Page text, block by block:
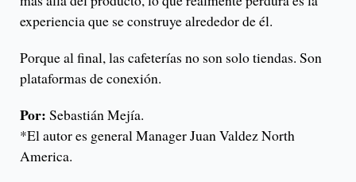
experiencia que se construye alrededor de él.
Porque al final, las cafeterías no son solo tiendas. Son
plataformas de conexión.
Por: Sebastián Mejía.
*El autor es general Manager Juan Valdez North
America.